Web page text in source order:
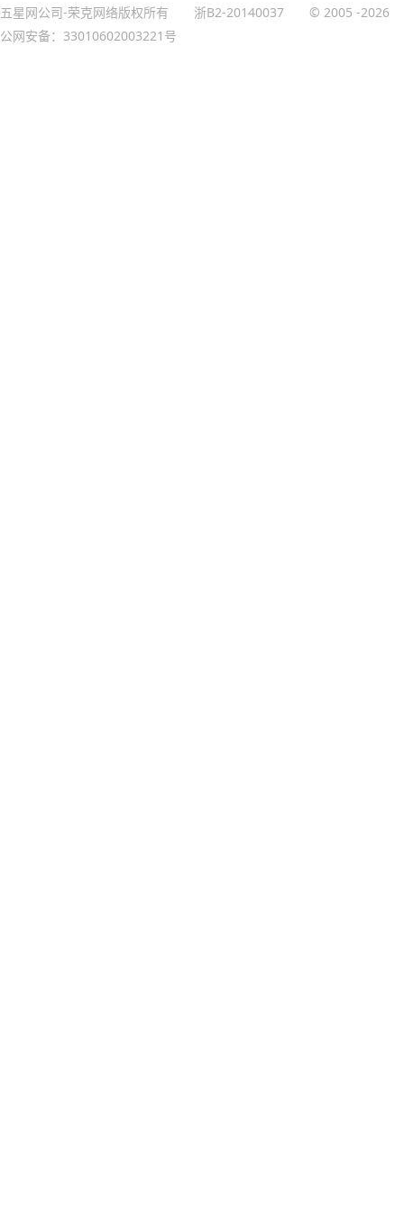
五星网公司-荣克网络版权所有 浙B2-20140037 © 2005 -2026
公网安备：33010602003221号